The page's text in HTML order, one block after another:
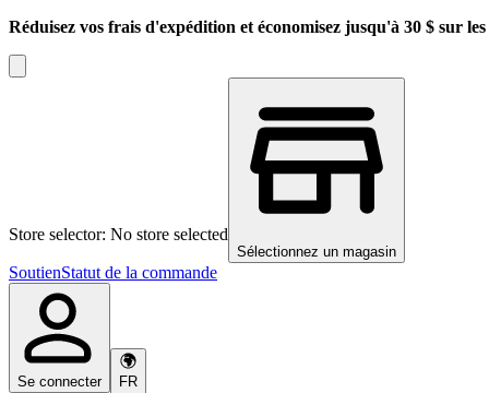
Réduisez vos frais d'expédition et économisez jusqu'à 30 $ sur
Store selector: No store selected
Sélectionnez un magasin
SoutienStatut de la commande
Se connecter FR